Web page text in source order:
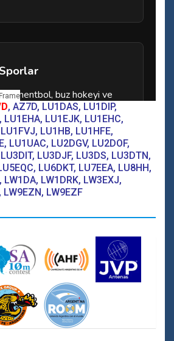
, AZ7D, LU1DAS, LU1DIP,
LU1EHA, LU1EJK, LU1EHC,
LU1HB, LU1HFE,
LU1UAC, LU2DGV, LU2DOF,
LU3DJF, LU3DS, LU3DTN,
LU6DKT, LU7EEA, LU8HH,
LW1DRK, LW3EXJ,
LW9EZN, LW9EZF